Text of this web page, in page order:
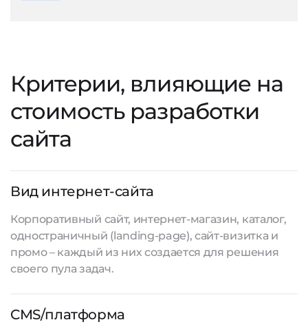
Критерии, влияющие на
стоимость разработки
сайта
Вид интернет-сайта
Корпоративный сайт, интернет-магазин, каталог,
одностраничный (landing-page), сайт-визитка и
промо – каждый из них создается для решения
своего пула задач.
CMS/платформа